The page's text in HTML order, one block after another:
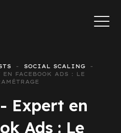
SOCIAL SCALING
EN FACEBOOK ADS : LE
Expert en
Ads : Le